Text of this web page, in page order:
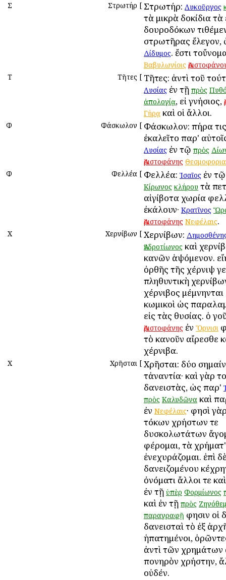
Σ Στρωτήρ [ Στρωτήρ: Λυκοῦργος
τὰ μικρὰ δοκίδια
δουροδόκων
στρωτῆρας ἔλεγον,
Δίδυμος. ἔστι
Βαβυλωνίοις
Τ
Τῆτες [ Τῆτες: ἀντὶ τοῦ
Λυσίας ἐν τῇ πρὸς
ἀπολογίᾳ, εἰ γνήσιος,
Γήρᾳ καὶ οἱ ἄλλοι.
Φ Φάσκωλον [ Φάσκωλον: πήρα
ἐκαλεῖτο παρ'
Λυσίας ἐν τῷ πρὸς
Ἀριστοφάνης
Φ
Φελλέα [ Φελλέα: Ἰσαῖος ἐν
Κίρωνος κλήρου τὰ
αἰγίβοτα χωρία
ἐκάλουν· Κρατῖνος
Ἀριστοφάνης Νεφέλαις.
Χ Χερνίβων [ Χερνίβων:
Ἀνδροτίωνος καὶ
κανῶν ἁψόμενον.
ὀρθῆς τῆς χέρνιψ
πληθυντικὴ
χέρνιβος μέμνηνται
κωμικοὶ ὡς
εἰς τὰς θυσίας. ὁ
Ἀριστοφάνης ἐν Ὄρνισι
τὸ κανοῦν αἴρεσθε
χέρνιβα.
Χ Χρῆσται [ Χρῆσται: δύο
τἀναντία· καὶ γὰρ
δανειστὰς, ὡς παρ'
πρὸς Καλυδῶνα καὶ
ἐν Νεφέλαις· φησὶ
τόκων χρήστων τε
δυσκολωτάτων
φέρομαι, τὰ χρήματ'
ἐνεχυράζομαι. ἐπὶ
δανειζομένου
ὀνόματι ἄλλοι τε
ἐν τῇ ὑπὲρ Φορμίωνος
καὶ ἐν τῇ πρὸς
παραγραφῇ φησιν οἱ
δανεισταὶ τὸ ἐξ
ἠπατημένοι,
ἀντὶ τῶν
πονηρὸν χρήστην,
οὐδέν.